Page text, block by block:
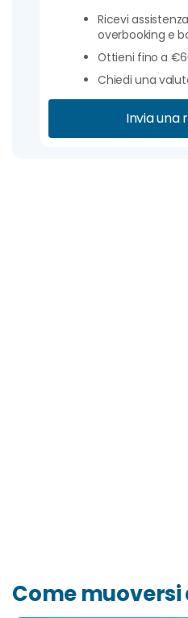
Ricevi
overbooking e
Ottieni fino a
Chiedi una
Invia una
Come muoversi